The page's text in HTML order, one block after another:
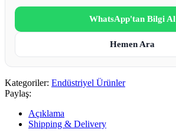
WhatsApp'tan Bilgi Al
Hemen Ara
Kategoriler: Endüstriyel Ürünler
Paylaş:
Açıklama
Shipping & Delivery